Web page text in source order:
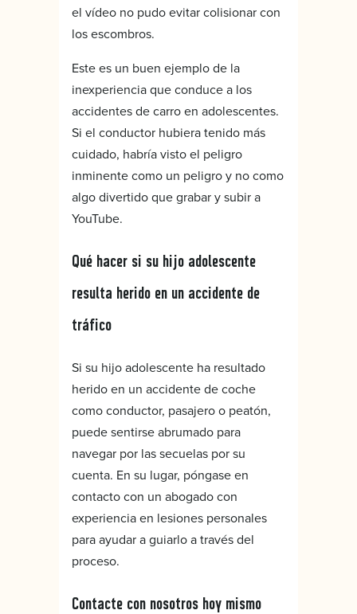
el vídeo no pudo evitar colisionar con
los escombros.
Este es un buen ejemplo de la
inexperiencia que conduce a los
accidentes de carro en adolescentes.
Si el conductor hubiera tenido más
cuidado, habría visto el peligro
inminente como un peligro y no como
algo divertido que grabar y subir a
YouTube.
Qué hacer si su hijo adolescente
resulta herido en un accidente de
tráfico
Si su hijo adolescente ha resultado
herido en un accidente de coche
como conductor, pasajero o peatón,
puede sentirse abrumado para
navegar por las secuelas por su
cuenta. En su lugar, póngase en
contacto con un abogado con
experiencia en lesiones personales
para ayudar a guiarlo a través del
proceso.
Contacte con nosotros hoy mismo